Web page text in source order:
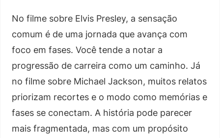
No filme sobre Elvis Presley, a sensação
comum é de uma jornada que avança com
foco em fases. Você tende a notar a
progressão de carreira como um caminho. Já
no filme sobre Michael Jackson, muitos relatos
priorizam recortes e o modo como memórias e
fases se conectam. A história pode parecer
mais fragmentada, mas com um propósito